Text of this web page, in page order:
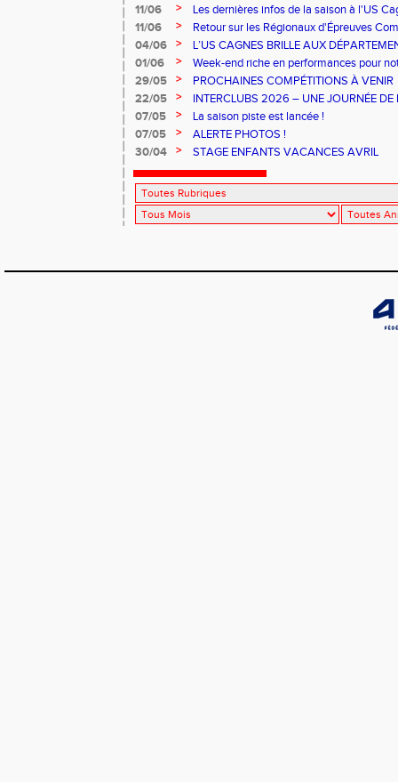
11/06
>
Les dernières infos de la saison à l'US
11/06
>
Retour sur les Régionaux d'Épreuves
Ferrand qui se sont déroulés les 6 et 7
04/06 >
L’US CAGNES BRILLE AUX
01/06
>
Week-end riche en performances pour
29/05
>
PROCHAINES COMPÉTITIONS À VENIR
22/05
>
INTERCLUBS 2026 – UNE JOURNÉE DE
PERFORMANCE
07/05 >
La saison piste est lancée !
07/05
>
ALERTE PHOTOS !
30/04
> STAGE ENFANTS VACANCES AVRIL